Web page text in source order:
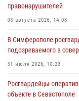
правонарушителей
03 августа 2026, 14:08
В Симферополе
подозреваемого в
31 июля 2026, 10:23
Росгвардейцы
объекте в Севастополе